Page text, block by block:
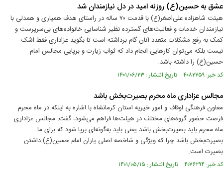
عشق به حسین(ع) روزنه امید در دل نیازمندان شد
هیئت شاهزاده علی‌اصغر(ع) با قدمت ۷۰ ساله در راستای هدف همیاری و همدلی با
نیازمندان خدمات و فعالیت‌های گسترده نظیر شناسایی خانواده‌های بی‌سرپرست و
کمک به رفع مشکلات متعدد آنان گام برداشته است تا بگوید عزاداری فقط اشک
نیست بلکه می‌توان کارهایی انجام داد که ثواب زیارت و برپایی مجالس امام
حسین(ع) را داشته باشد.
کد خبر: ۴۰۸۲۷۵۹ تاریخ انتشار : ۱۴۰۱/۰۶/۲۳
مجالس عزاداری ماه محرم بصیرت‌بخش باشد
معاون فرهنگی اوقاف و امور خیریه استان کرمانشاه با اشاره به اینکه در ماه محرم
فرصت حضور گروه‌های مختلف در هیئت‌ها فراهم می‌شود، گفت: مجالس عزاداری
ماه محرم باید بصیرت‌بخش باشد یعنی باید به‌گونه‌ای برپا شود که برای ما
بصیرت‌بخش باشد چرا که ویژگی و شاخصه اصلی یاران امام حسین(ع) داشتن
بصیرت است.
کد خبر: ۴۰۷۶۲۹۴ تاریخ انتشار : ۱۴۰۱/۰۵/۱۵